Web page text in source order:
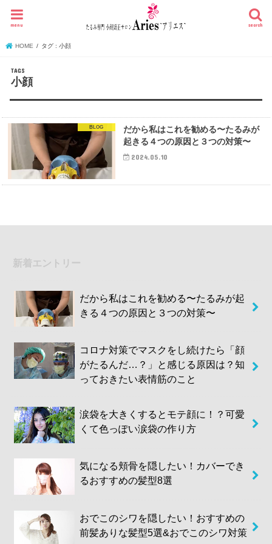
search
menu
HOME タグ : 小顔
小顔
BLOG
だから私はこれを勧める〜たるみが
起きる４つの原因と３つの対策〜
2024.05.10
新着エントリー
だから私はこれを勧める〜たるみが起
きる４つの原因と３つの対策〜
コロナ対策でマスクをし続けたら「顔
がたるんだ…？」と感じる原因は？知
っておきたい表情筋のこと
涙袋を大きくするとモテ顔に！？可愛
くて色っぽい涙袋の作り方
気になる頬骨を隠したい！カバーでき
るおすすめの髪型8選
おでこのシワを隠したい！おすすめの
前髪ありな髪型5選&おでこのシワ対策